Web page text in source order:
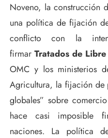
Noveno, la construcción
una política de fijación
conflicto con la
firmar Tratados de
OMC y los ministerios
Agricultura, la fijación de
globales” sobre
hace casi imposible
naciones. La política